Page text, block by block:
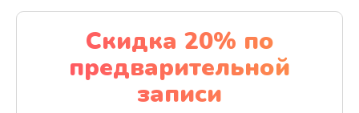
Заказать
Чистка от пыли
1060 руб.
Заказать
Скидка 20% по
предварительной
записи